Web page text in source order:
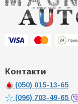
Контакти
(050) 015-13-65
(096) 703-49-65